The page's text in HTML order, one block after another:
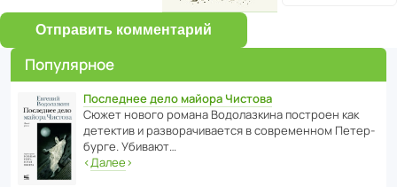
Отправить комментарий
Популярное
Последнее дело майора Чистова
Сюжет нового романа Водо­ла­з­кина пост­роен как
дете­ктив и разво­ра­чи­ва­ется в совре­менном Пете­р­
бурге. Убивают…
‹Далее›